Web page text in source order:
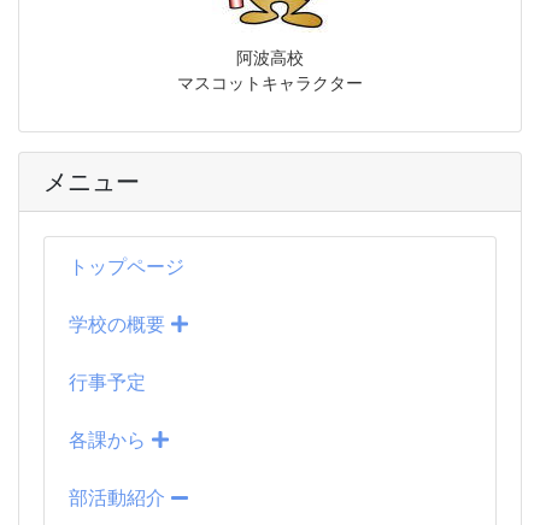
阿波高校
マスコットキャラクター
メニュー
トップページ
学校の概要
行事予定
各課から
部活動紹介